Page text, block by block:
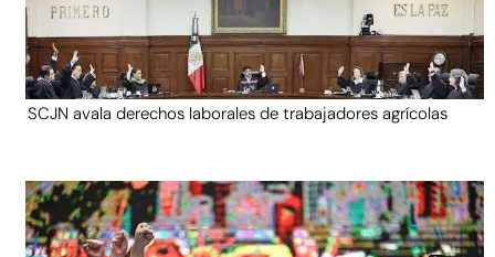
SCJN avala derechos laborales de trabajadores agrícolas